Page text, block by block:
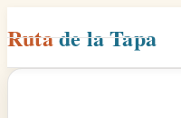
Rutade la Tapa
Inicio